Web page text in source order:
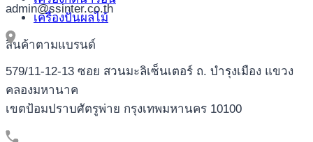
เครื่องปั่นผลไม้
สินค้าตามแบรนด์
admin@ssinter.co.th
579/11-12-13 ซอย สวนมะลิเซ็นเตอร์ ถ. บำรุงเมือง แขวง
คลองมหานาค
เขตป้อมปราบศัตรูพ่าย กรุงเทพมหานคร 10100